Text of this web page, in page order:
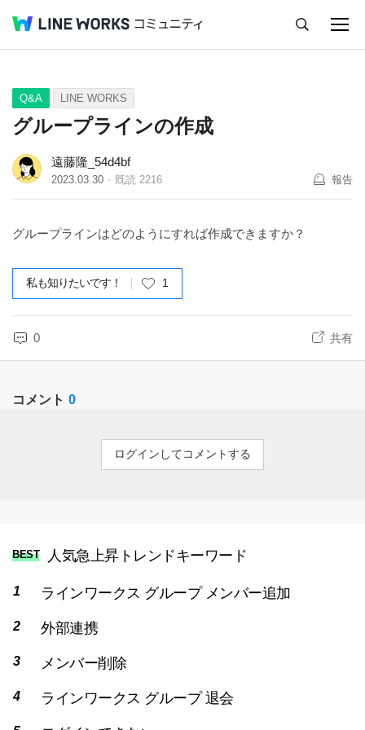
Q&A Tips Ideas
Q&A LINE WORKS
グループラインの作成
遠藤隆_54d4bf
2023.03.30 既読 2216 報告
グループラインはどのようにすれば作成できますか？
私も知りたいです！ 1
0 共有
コメント 0
ログインしてコメントする
BEST 人気急上昇トレンドキーワード
ラインワークス グループ メンバー追加
外部連携
メンバー削除
ラインワークス グループ 退会